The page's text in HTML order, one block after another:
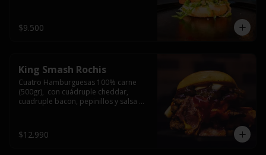
$9.500
King Smash Rochis
Cuatro Hamburguesas 100% carne
(500gr),  con cuádruple cheddar,
cuadruple bacon, pepinillos y salsa
$12.990